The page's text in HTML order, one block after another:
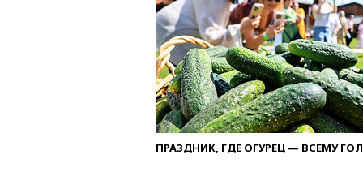
ПРАЗДНИК, ГДЕ ОГУРЕЦ — ВСЕМУ